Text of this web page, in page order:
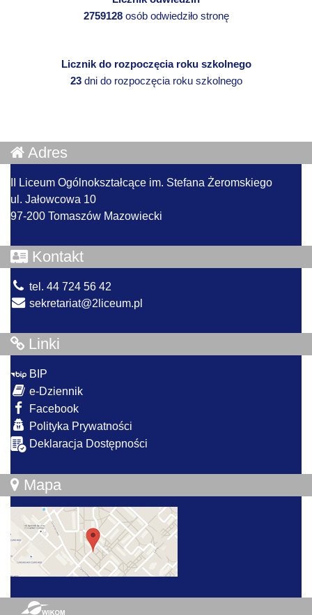
2759128osób odwiedziło stronę
Licznik do rozpoczęcia roku szkolnego
23dni do rozpoczęcia roku szkolnego
Adres
II Liceum Ogólnokształcące im. Stefana Żeromskiego
ul. Jałowcowa 10
97-200 Tomaszów Mazowiecki
Kontakt
tel. 44 724 56 42
sekretariat@2liceum.pl
Linki
BIP
e-Dziennik
Facebook
Polityka Prywatności
Deklaracja Dostępności
Mapa